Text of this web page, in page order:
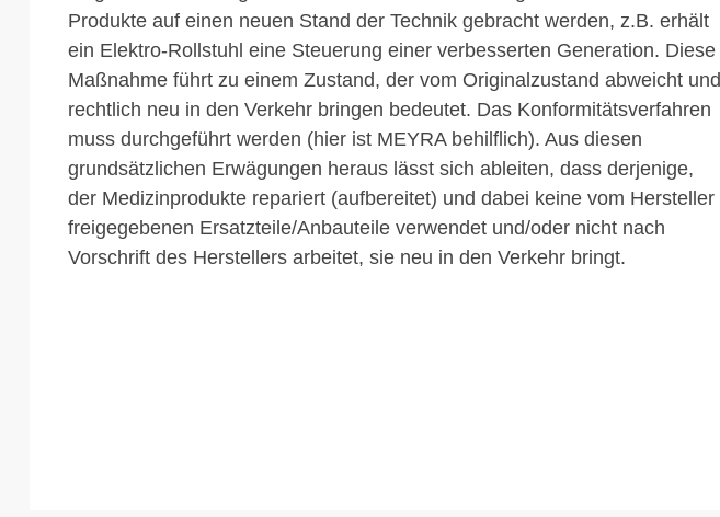
Produkte auf einen neuen Stand der Technik gebracht werden, z.B. erhält
ein Elektro-Rollstuhl eine Steuerung einer verbesserten Generation. Diese
Maßnahme führt zu einem Zustand, der vom Originalzustand abweicht und
rechtlich neu in den Verkehr bringen bedeutet. Das Konformitätsverfahren
muss durchgeführt werden (hier ist MEYRA behilflich). Aus diesen
grundsätzlichen Erwägungen heraus lässt sich ableiten, dass derjenige,
der Medizinprodukte repariert (aufbereitet) und dabei keine vom Hersteller
freigegebenen Ersatzteile/Anbauteile verwendet und/oder nicht nach
Vorschrift des Herstellers arbeitet, sie neu in den Verkehr bringt.